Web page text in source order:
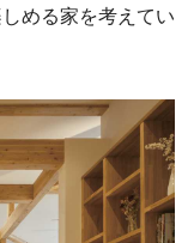
める家を考えてい